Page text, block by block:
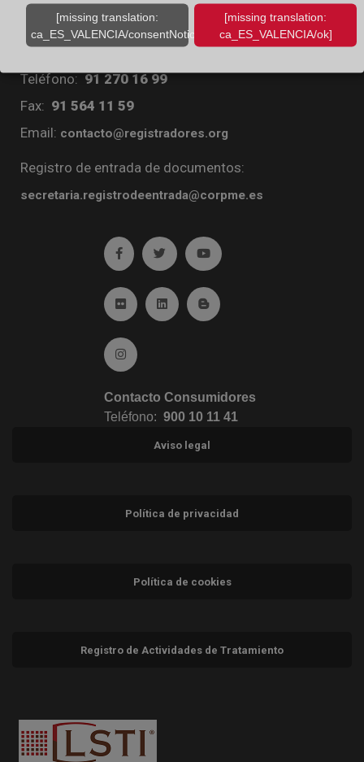
Colegio de Registradores
Diego de León, 21. 28006 Madrid
Teléfono: 91 270 16 99
Fax: 91 564 11 59
Email: contacto@registradores.org
Registro de entrada de documentos:
secretaria.registrodeentrada@corpme.es
Ir a facebook (abre en ventana nueva)
Ir a twitter (abre en ventana nueva)
Ir a YouTube (abre en
Ir a Flickr (abre en ventana nueva)
Ir a Linkedin (abre en ventana nueva)
Ir al Blog (abre en ventana
Ir a Instagram (abre en ventana nueva)
Contacto Consumidores
Teléfono: 900 10 11 41
Aviso legal
Política de privacidad
Política de cookies
Registro de Actividades de Tratamiento
[missing translation:
ca_ES_VALENCIA/consentNotice/learnMore]
[missing translation:
ca_ES_VALENCIA/ok]